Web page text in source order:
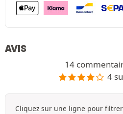
AVIS
14
4
Cliquez sur une ligne pour